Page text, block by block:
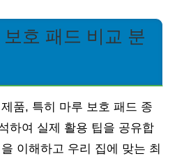
호 패드 비교 분
품, 특히 마루 보호 패드 종
하여 실제 활용 팁을 공유합
이해하고 우리 집에 맞는 최